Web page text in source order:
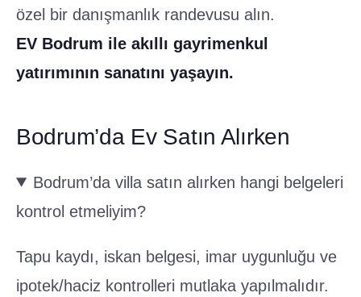
özel bir danışmanlık randevusu alın.
EV Bodrum ile akıllı gayrimenkul
yatırımının sanatını yaşayın.
Bodrum’da Ev Satın Alırken
Bodrum’da villa satın alırken hangi belgeleri
kontrol etmeliyim?
Tapu kaydı, iskan belgesi, imar uygunluğu ve
ipotek/haciz kontrolleri mutlaka yapılmalıdır.